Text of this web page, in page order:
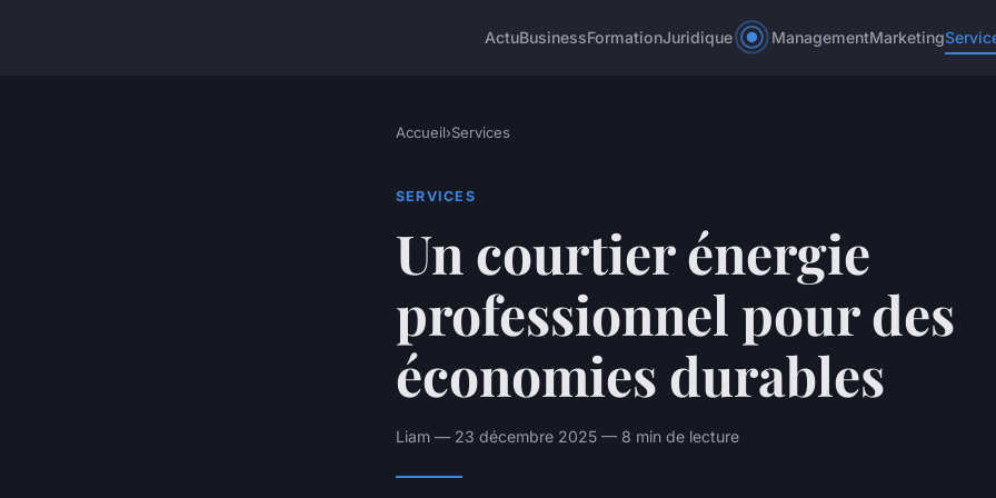
ActuBusinessFormationJuridique ManagementMarketing
Accueil›Services
SERVICES
Un courtier énergie
professionnel pour des
économies durables
Liam — 23 décembre 2025 — 8 min de lecture